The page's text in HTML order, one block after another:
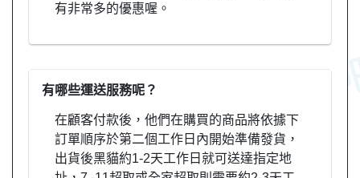
有非常多的優惠喔。
有哪些運送服務呢？
在顧客付款後，他們在購買的商品將依據下
訂單順序於第二個工作日內開始準備發貨，
出貨後黑貓約1-2天工作日就可送達指定地